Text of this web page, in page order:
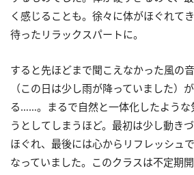
く感じることも。徐々に体がほぐれて
待ったリラックスパートに。
すると先ほどまで聞こえなかった風の
（この日は少し雨が降っていました）
る……。まるで自然と一体化したような
うとしてしまうほど。最初は少し動き
ほぐれ、最後には心からリフレッシュ
なっていました。このクラスは不定期